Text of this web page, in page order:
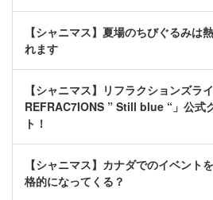
【シャニマス】夏場のちびぐるみは
れます
【シャニマス】リフラクションズ
REFRAC7IONS ” Still blue “」公式
ト！
【シャニマス】カナダでのイベント
格的になってくる？